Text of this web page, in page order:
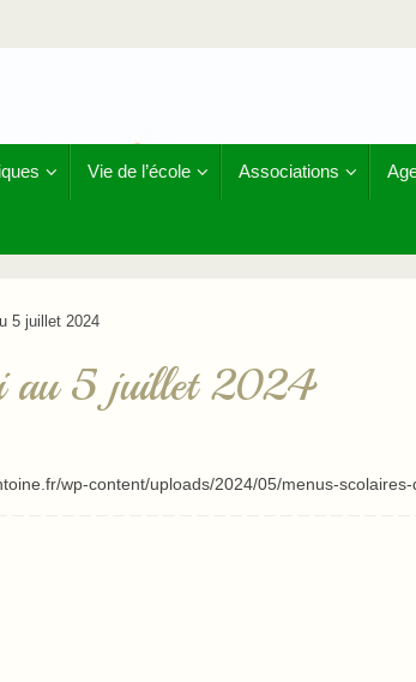
Vie de l’école Associations
5 juillet 2024
au 5 juillet 2024
wp-content/uploads/2024/05/menus-